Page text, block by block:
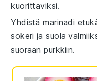
kuorittaviksi.
Yhdistä marinadi
sokeri jasuola
suoraan purkkiin.